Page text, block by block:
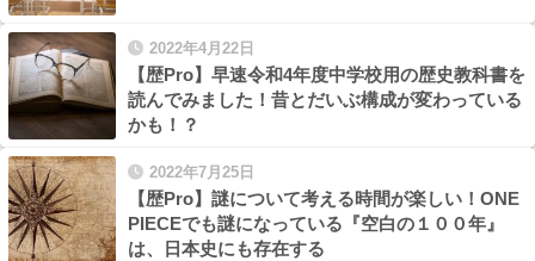
2022年4月22日
【歴Pro】早速令和4年度中学校用の歴史教科書を
読んでみました！昔とだいぶ構成が変わっている
かも！？
2022年7月25日
【歴Pro】謎について考える時間が楽しい！ONE
PIECEでも謎になっている『空白の１００年』
は、日本史にも存在する